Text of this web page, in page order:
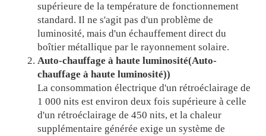
supérieure de la température de fonctionnement
standard. Il ne s'agit pas d'un problème de
luminosité, mais d'un échauffement direct du
boîtier métallique par le rayonnement solaire.
Auto-chauffage à haute luminosité(Auto-
chauffage à haute luminosité))
La consommation électrique d'un rétroéclairage de
1 000 nits est environ deux fois supérieure à celle
d'un rétroéclairage de 450 nits, et la chaleur
supplémentaire générée exige un système de